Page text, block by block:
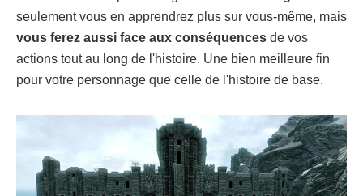
seulement vous en apprendrez plus sur vous-même, mais
vous ferez aussi face aux conséquences de vos
actions tout au long de l'histoire. Une bien meilleure fin
pour votre personnage que celle de l'histoire de base.